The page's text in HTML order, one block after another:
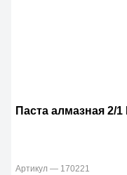
Паста алмазная 2/
Артикул — 170221